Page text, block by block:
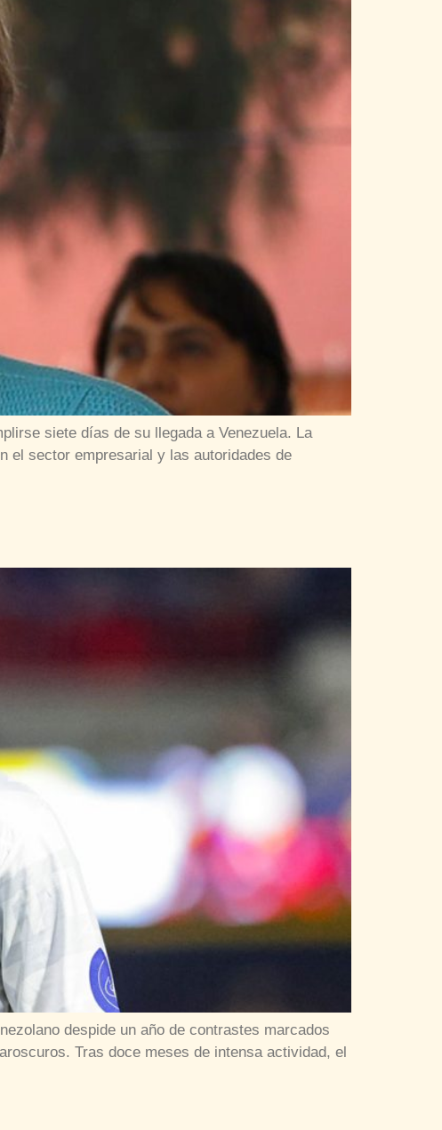
siete días de su llegada a Venezuela. La
el sector empresarial y las autoridades de
despide un año de contrastes marcados
Tras doce meses de intensa actividad, el